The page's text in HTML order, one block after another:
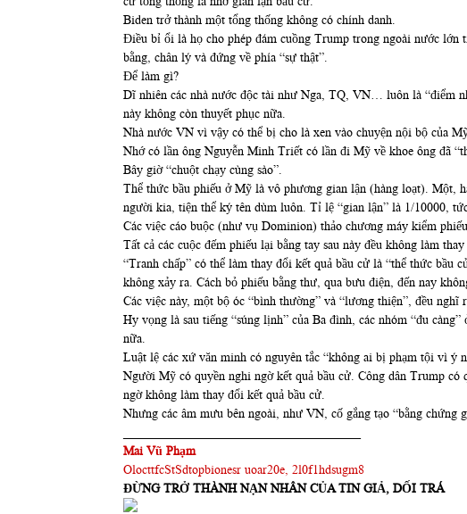
Biden trở thành một tổng thống không có chính danh.
Điều bỉ ổi là họ cho phép đám cuồng Trump trong ngoài nước lớn
bằng, chân lý và đứng về phía “sự thật”.
Để làm gì?
Dĩ nhiên các nhà nước độc tài như Nga, TQ, VN… luôn là “điểm
này không còn thuyết phục nữa.
Nhà nước VN vì vậy có thể bị cho là xen vào chuyện nội bộ của
Nhớ có lần ông Nguyễn Minh Triết có lần đi Mỹ về khoe ông đã
Bây giờ “chuột chạy cùng sào”.
Thể thức bầu phiếu ở Mỹ là vô phương gian lận (hàng loạt). Một,
người kia, tiện thể ký tên dùm luôn. Tỉ lệ “gian lận” là 1/10000,
Các việc cáo buộc (như vụ Dominion) thảo chương máy kiểm
Tất cả các cuộc đếm phiếu lại bằng tay sau này đều không làm
“Tranh chấp” có thể làm thay đổi kết quả bầu cử là “thể thức
không xảy ra. Cách bỏ phiếu bằng thư, qua bưu điện, đến nay
Các việc này, một bộ óc “bình thường” và “lương thiện”, đều
Hy vọng là sau tiếng “súng lịnh” của Ba đình, các nhóm “đu
nữa.
Luật lệ các xứ văn minh có nguyên tắc “không ai bị phạm tội vì ý
Người Mỹ có quyền nghi ngờ kết quả bầu cử. Công dân Trump
ngờ không làm thay đổi kết quả bầu cử.
Nhưng các âm mưu bên ngoài, như VN, cố gắng tạo “bằng chứng
Mai Vũ Phạm
OlocttfcStSdtopbionesr uoar20e, 2l0f1hdsugm8
ĐỪNG TRỞ THÀNH NẠN NHÂN CỦA TIN GIẢ, DỐI TRÁ